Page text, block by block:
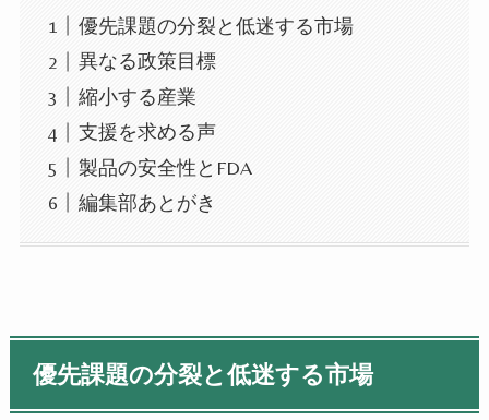
優先課題の分裂と低迷する市場
異なる政策目標
縮小する産業
支援を求める声
製品の安全性とFDA
編集部あとがき
優先課題の分裂と低迷する市場